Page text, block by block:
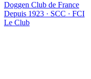
Doggen Club de France
Depuis 1923 · SCC · FCI
Le Club